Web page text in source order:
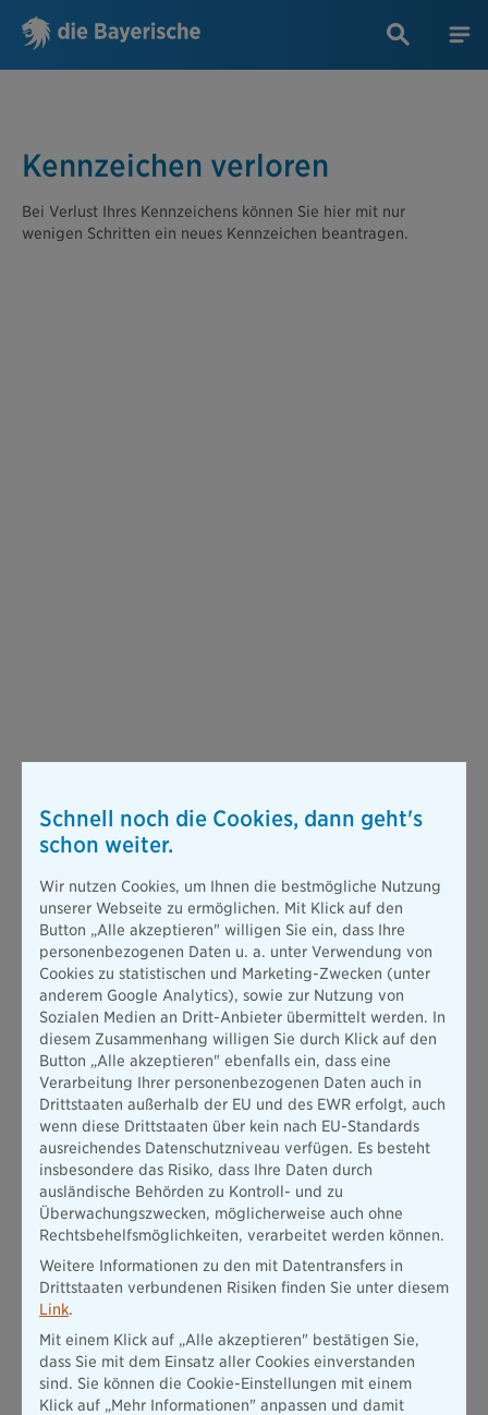
Kennzeichen verloren
Bei Verlust Ihres Kennzeichens können Sie hier mit nur
wenigen Schritten ein neues Kennzeichen beantragen.
Schnell noch die Cookies, dann geht's
schon weiter.
Wir nutzen Cookies, um Ihnen die bestmögliche Nutzung
unserer Webseite zu ermöglichen. Mit Klick auf den
Button „Alle akzeptieren" willigen Sie ein, dass Ihre
personenbezogenen Daten u. a. unter Verwendung von
Cookies zu statistischen und Marketing-Zwecken (unter
anderem Google Analytics), sowie zur Nutzung von
Sozialen Medien an Dritt-Anbieter übermittelt werden. In
diesem Zusammenhang willigen Sie durch Klick auf den
Button „Alle akzeptieren" ebenfalls ein, dass eine
Verarbeitung Ihrer personenbezogenen Daten auch in
Drittstaaten außerhalb der EU und des EWR erfolgt, auch
wenn diese Drittstaaten über kein nach EU-Standards
ausreichendes Datenschutzniveau verfügen. Es besteht
insbesondere das Risiko, dass Ihre Daten durch
ausländische Behörden zu Kontroll- und zu
Überwachungszwecken, möglicherweise auch ohne
Rechtsbehelfsmöglichkeiten, verarbeitet werden können.
Weitere Informationen zu den mit Datentransfers in
Drittstaaten verbundenen Risiken finden Sie unter diesem
Link.
Mit einem Klick auf „Alle akzeptieren" bestätigen Sie,
dass Sie mit dem Einsatz aller Cookies einverstanden
sind. Sie können die Cookie-Einstellungen mit einem
Klick auf „Mehr Informationen" anpassen und damit